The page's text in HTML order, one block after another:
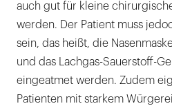
auch gut für kleine
werden. Der Patient muss
sein, das heißt, die
und das Lachgas-Sauerstoff-
eingeatmet werden. Zudem
Patienten mit starkem